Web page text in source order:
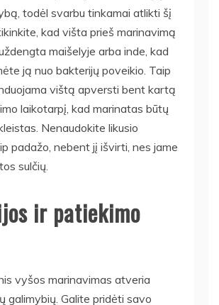
todėl svarbu tinkamai atlikti šį
kad višta prieš marinavimą
maišelyje arba inde, kad
ją nuo bakterijų poveikio. Taip
vištą apversti bent kartą
laikotarpį, kad marinatas būtų
Nenaudokite likusio
padažo, nebent jį išvirti, nes jame
sulčių.
ir patiekimo
vyšos marinavimas atveria
galimybių. Galite pridėti savo